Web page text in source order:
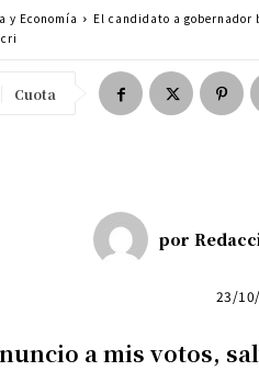
y Economía
El candidato a gobernador
Cuota
por
23/
a mis votos,